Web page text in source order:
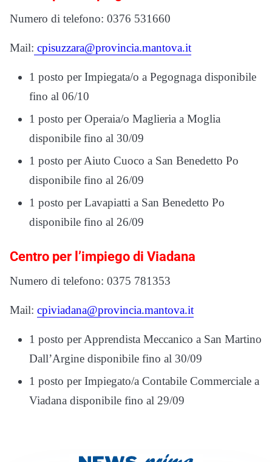
Numero di telefono: 0376 531660
Mail: cpisuzzara@provincia.mantova.it
1 posto per Impiegata/o a Pegognaga disponibile
fino al 06/10
1 posto per Operaia/o Maglieria a Moglia
disponibile fino al 30/09
1 posto per Aiuto Cuoco a San Benedetto Po
disponibile fino al 26/09
1 posto per Lavapiatti a San Benedetto Po
disponibile fino al 26/09
Centro per l’impiego di Viadana
Numero di telefono: 0375 781353
Mail: cpiviadana@provincia.mantova.it
1 posto per Apprendista Meccanico a San Martino
Dall’Argine disponibile fino al 30/09
1 posto per Impiegato/a Contabile Commerciale a
Viadana disponibile fino al 29/09